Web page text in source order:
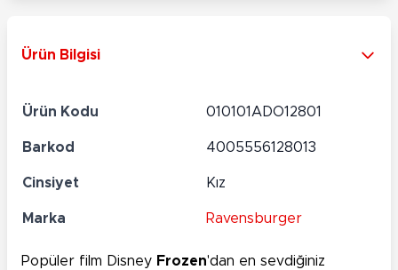
Ürün Bilgisi
Ürün Kodu 010101ADO12801
Barkod 4005556128013
Cinsiyet Kız
Marka Ravensburger
Popüler film Disney Frozen'dan en sevdiğiniz